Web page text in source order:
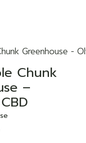
ADD TO WISHLIST
Chunk
–